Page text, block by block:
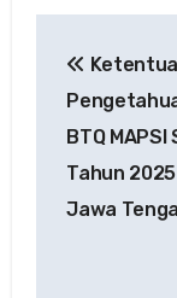
pos
BTQ MAPSI
Tahun
Jawa